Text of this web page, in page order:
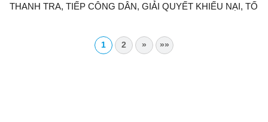
THANH TRA, TIẾP CÔNG DÂN, GIẢI QUYẾT KHIẾU NẠI, TỐ
1 2 » »»